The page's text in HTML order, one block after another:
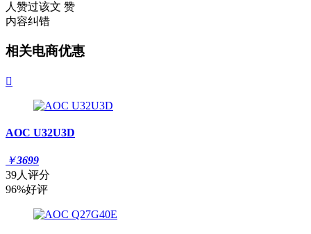
人赞过该文 赞
内容纠错
相关电商优惠

AOC U32U3D
￥3699
39人评分
96%好评